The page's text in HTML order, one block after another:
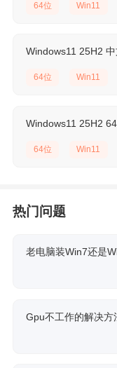
64位 Win11
Windows11 25H2
64位 Win11
Windows11 25H2
64位 Win11
热门问题
老电脑装Win7还是
Gpu不工作的解决方